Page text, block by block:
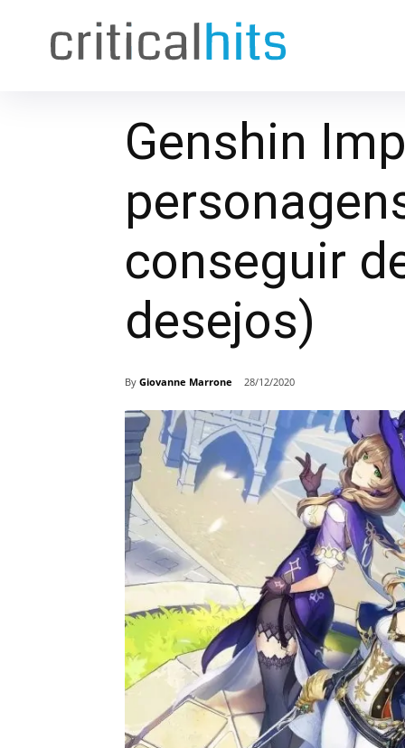
Genshin
conseguir
desejos)
By Giovanne Marrone 28/12/2020